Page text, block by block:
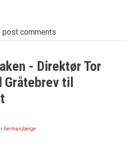
post comments
- Direktør Tor
Gråtebrev til
hermanjberge